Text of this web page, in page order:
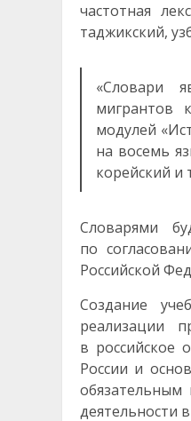
частотная
таджикский,
«Словари
мигрантов
модулей
на восемь
корейский и
Словарями
по
Российской
Создание
реализации
в российское
России и
деятельности